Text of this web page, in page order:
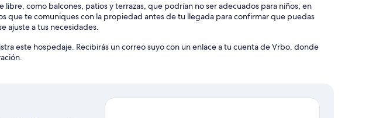
libre, como balcones, patios y terrazas, que podrían no ser adecuados para niños; en
que te comuniques con la propiedad antes de tu llegada para confirmar que puedas
ajuste a tus necesidades.
este hospedaje. Recibirás un correo suyo con un enlace a tu cuenta de Vrbo, donde